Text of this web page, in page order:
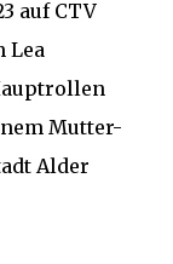
auf CTV
Lea
Mutter-
Alder